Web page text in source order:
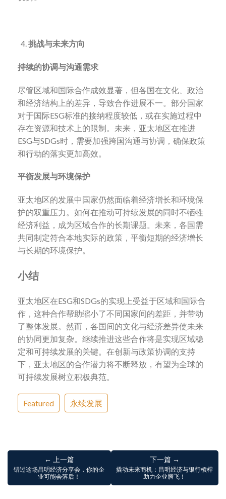
挑战与未来方向
持续的协调与沟通需求
尽管区域和国际合作成效显著，但各国在文化、政治
和经济结构上的差异，导致合作进展不一。部分国家
对于国际ESG标准的接纳程度较低，或在实施过程中
存在资源和技术上的限制。未来，亚太地区在推进
ESG与SDGs时，需要加强跨国沟通与协调，确保政策
和行动的落实更加高效。
平衡发展与环境保护
亚太地区的发展中国家仍然面临着经济增长和环境保
护的双重压力。如何在推动可持续发展的同时不牺牲
经济利益，成为区域合作的长期课题。未来，各国需
共同制定符合本地实际的政策，平衡短期的经济增长
与长期的环境保护。
小结
亚太地区在ESG和SDGs的实现上受益于区域和国际合
作，这种合作帮助缩小了不同国家间的差距，并带动
了整体发展。然而，各国间的文化与经济差异使未来
的协同更加复杂。继续推进这些合作将是实现区域稳
定和可持续发展的关键。在创新与政策协调的支持
下，亚太地区的合作潜力将不断释放，有望为全球的
可持续发展树立积极典范。
Featured 永续发展
← 上一篇
错过这场昌明经济分享会，你的企
业可能会落后！
下一篇 →
撬动未来商机：昌明经济与银行槓桿
助力企业腾飞！